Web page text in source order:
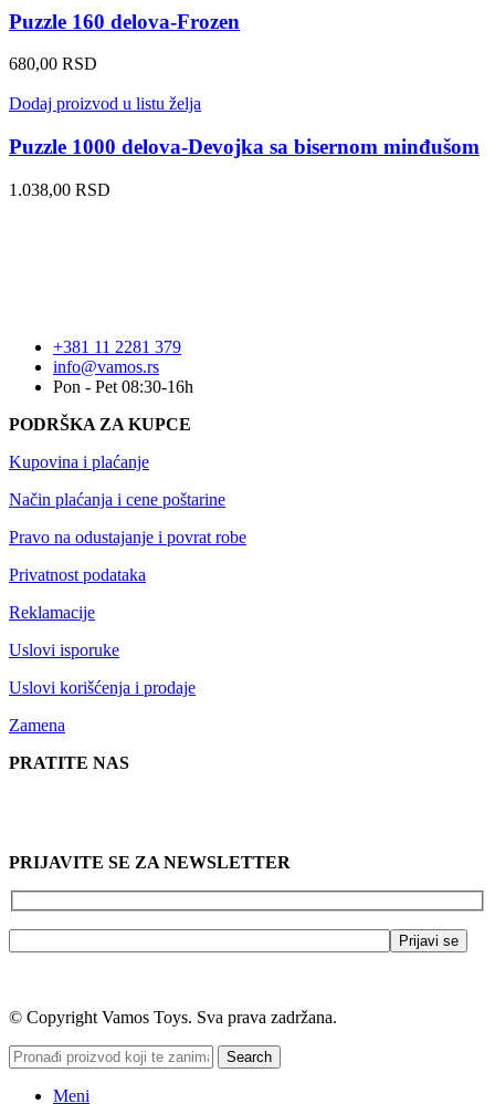
Puzzle 160 delova-Frozen
680,00 RSD
Dodaj proizvod u listu želja
Puzzle 1000 delova-Devojka sa bisernom minđušom
1.038,00 RSD
+381 11 2281 379
info@vamos.rs
Pon - Pet 08:30-16h
PODRŠKA ZA KUPCE
Kupovina i plaćanje
Način plaćanja i cene poštarine
Pravo na odustajanje i povrat robe
Privatnost podataka
Reklamacije
Uslovi isporuke
Uslovi korišćenja i prodaje
Zamena
PRATITE NAS
PRIJAVITE SE ZA NEWSLETTER
© Copyright Vamos Toys. Sva prava zadržana.
Search
Meni